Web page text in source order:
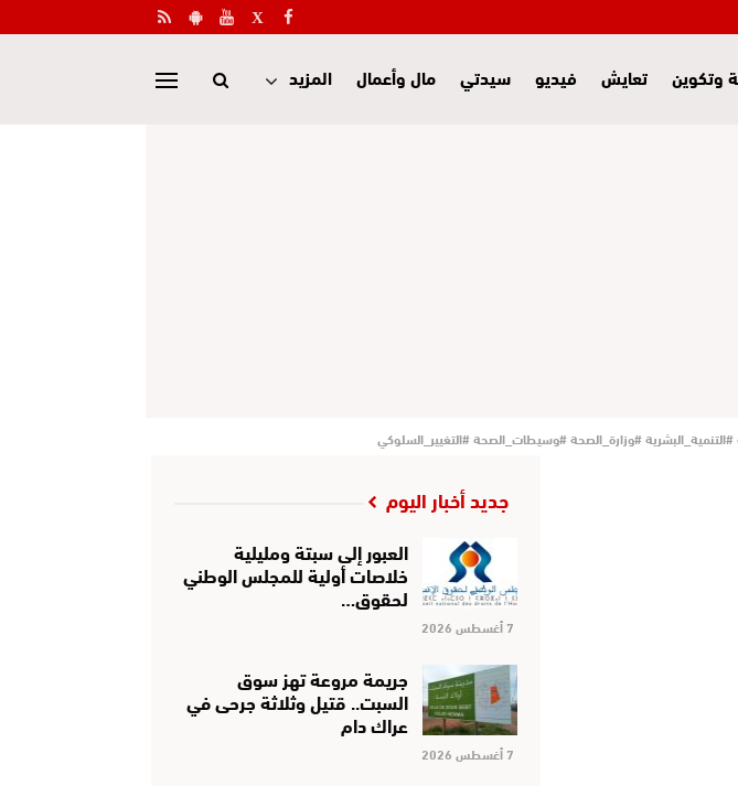
وتكوين تعايش فيديو سيدتي مال وأعمال المزيد
#وزارة_الصحة #وسيطات_الصحة #التغيير_السلوكي
جديد أخبار اليوم
العبور إلى سبتة ومليلية
خلاصات أولية للمجلس الوطني
لحقوق…
7 أغسطس 2026
جريمة مروعة تهز سوق
السبت.. قتيل وثلاثة جرحى في
عراك دام
7 أغسطس 2026